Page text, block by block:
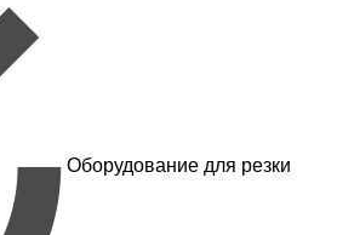
Оборудование для резки